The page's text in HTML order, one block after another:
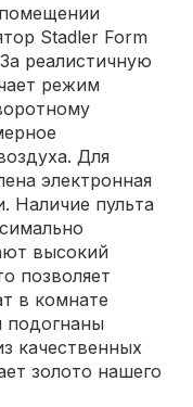
Stadler Form
реалистичную
режим
Для
электронная
Наличие пульта
высокий
позволяет
в комнате
подогнаны
качественных
золото нашего